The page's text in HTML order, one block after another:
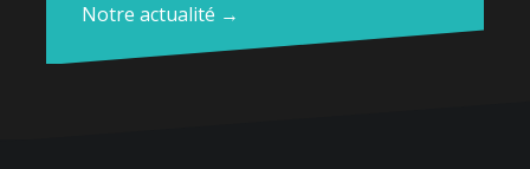
Notre actualité →